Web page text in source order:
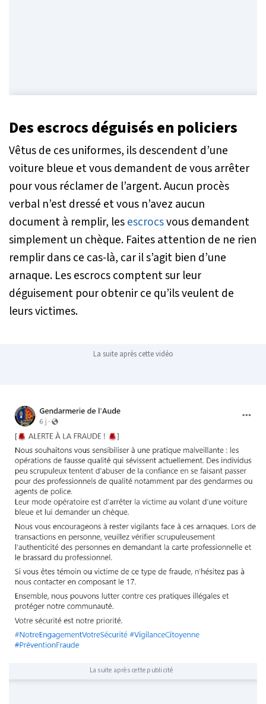
Des escrocs déguisés en policiers
Vêtus de ces uniformes, ils descendent d’une
voiture bleue et vous demandent de vous arrêter
pour vous réclamer de l’argent. Aucun procès
verbal n’est dressé et vous n’avez aucun
document à remplir, lesescrocsvous demandent
simplement un chèque. Faites attention de ne rien
remplir dans ce cas-là, car il s’agit bien d’une
arnaque. Les escrocs comptent sur leur
déguisement pour obtenir ce qu’ils veulent de
leurs victimes.
La suite après cette vidéo
La suite après cette publicité